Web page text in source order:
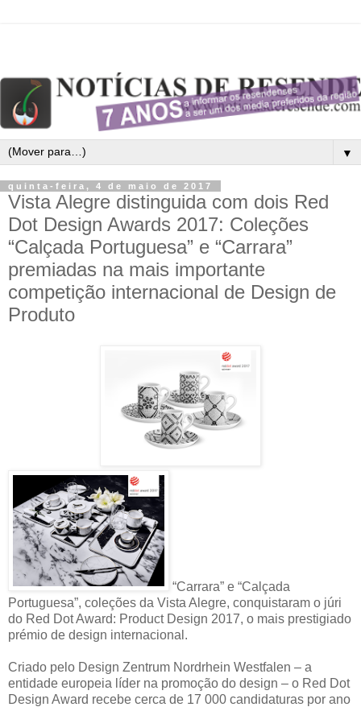
▼
quinta-feira, 4 de maio de 2017
Vista Alegre distinguida com dois Red
Dot Design Awards 2017: Coleções
“Calçada Portuguesa” e “Carrara”
premiadas na mais importante
competição internacional de Design de
Produto
“Carrara” e “Calçada
Portuguesa”, coleções da Vista Alegre, conquistaram o júri
do Red Dot Award: Product Design 2017, o mais prestigiado
prémio de design internacional.
Criado pelo Design Zentrum Nordrhein Westfalen – a
entidade europeia líder na promoção do design – o Red Dot
Design Award recebe cerca de 17 000 candidaturas por ano